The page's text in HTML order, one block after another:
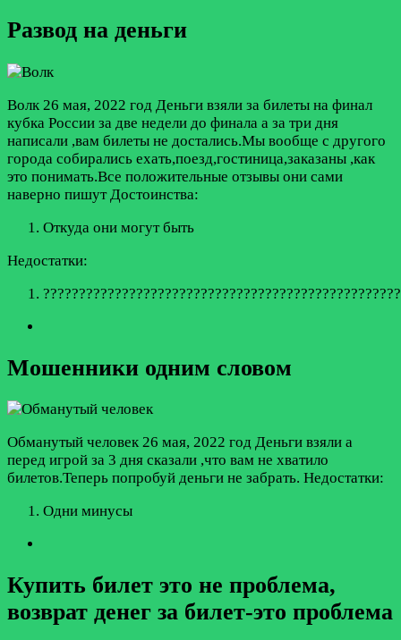
Развод на деньги
Волк 26 мая, 2022 год Деньги взяли за билеты на финал
кубка России за две недели до финала а за три дня
написали ,вам билеты не достались.Мы вообще с другого
города собирались ехать,поезд,гостиница,заказаны ,как
это понимать.Все положительные отзывы они сами
наверно пишут Достоинства:
Откуда они могут быть
Недостатки:
Мошенники одним словом
Обманутый человек 26 мая, 2022 год Деньги взяли а
перед игрой за 3 дня сказали ,что вам не хватило
билетов.Теперь попробуй деньги не забрать. Недостатки:
Одни минусы
Купить билет это не проблема,
возврат денег за билет-это проблема